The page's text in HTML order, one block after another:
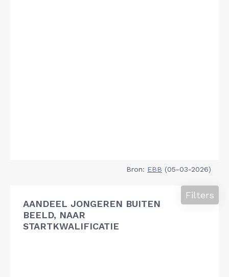
Bron: EBB (05-03-2026)
AANDEEL JONGEREN BUITEN
BEELD, NAAR
STARTKWALIFICATIE
Filters